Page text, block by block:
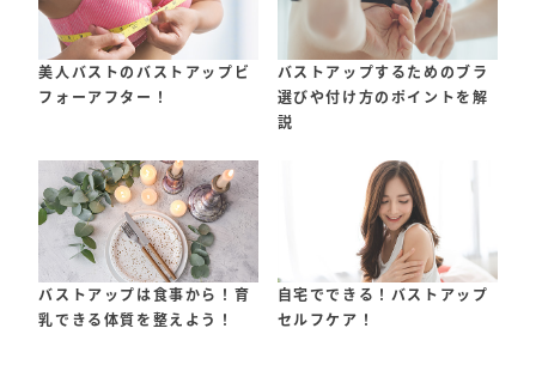
美人バストのバストアップビ
フォーアフター！
バストアップするためのブラ
選びや付け方のポイントを解
説
バストアップは食事から！育
乳できる体質を整えよう！
自宅でできる！バストアップ
セルフケア！